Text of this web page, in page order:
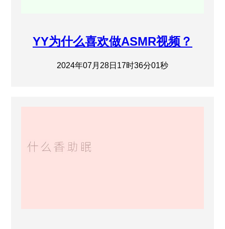
YY为什么喜欢做ASMR视频？
2024年07月28日17时36分01秒